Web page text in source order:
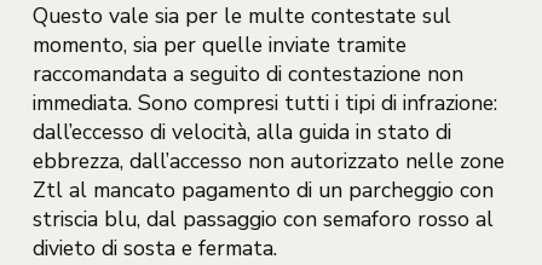
Questo vale sia per le multe contestate sul
momento, sia per quelle inviate tramite
raccomandata a seguito di contestazione non
immediata. Sono compresi tutti i tipi di infrazione:
dall’eccesso di velocità, alla guida in stato di
ebbrezza, dall’accesso non autorizzato nelle zone
Ztl al mancato pagamento di un parcheggio con
striscia blu, dal passaggio con semaforo rosso al
divieto di sosta e fermata.